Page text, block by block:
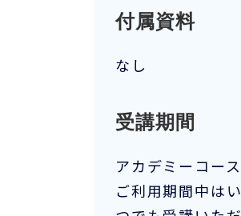
付属資料
なし
受講期間
アカデミーコース
ご利用期間中はい